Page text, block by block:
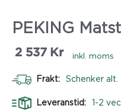
PEKING
2 537 Kr inkl. moms
Frakt: Schenker alt.
Leveranstid: 1-2